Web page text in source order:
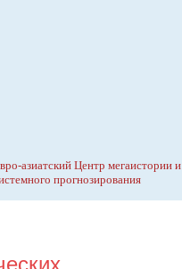
азиатский Центр мегаистории и
прогнозирования